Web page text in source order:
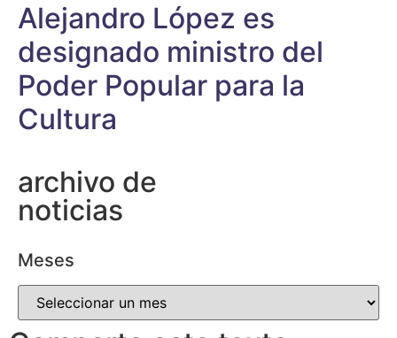
Alejandro López es
designado ministro del
Poder Popular para la
Cultura
archivo de
noticias
Meses